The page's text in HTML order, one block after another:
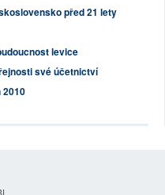
před 21 lety
levice
své účetnictví
2010